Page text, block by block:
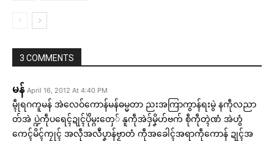
3 COMMENTS
မန် April 16, 2012 At 4:40 PM
မ္ၚဵုရဂကူမန် အဲလေဝ်ကောန်မန်ဓမ္မတာ ညးအကြာကွာန်ရးမွဲ နကဵုလညာ
တ်အဲ ပ္ဍဲကဵုပရေၚ်ဍုၚ်ပိုဲမ္ဂးတှေ် နူကဵုအဲဒှ်မၞိဟ်ဗက် စဵုကဵုတ္ၚဲဏံ အဲဟွံ
ကေၚ်မိၚ်ကၠုၚ် အလဵုအလဳပၞာန်ဗၟာတံ ကဵုအခေါၚ်အရာကဵုကောန် ဍုၚ်အ